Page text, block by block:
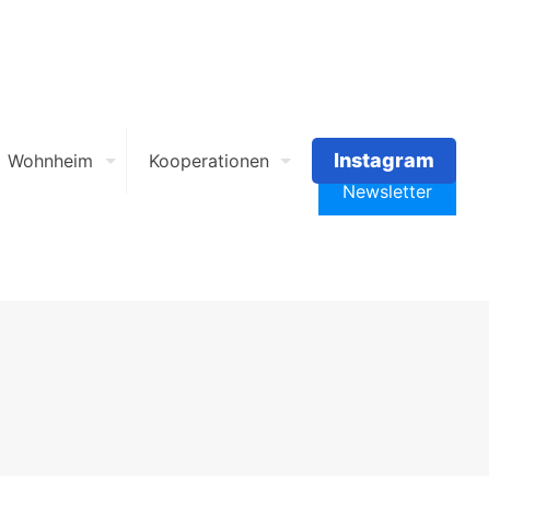
Wohnheim
Kooperationen
Newsletter
Instagram